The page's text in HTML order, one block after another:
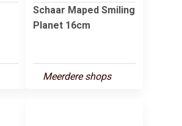
Schaar Maped Smiling
Planet 16cm
Meerdere shops